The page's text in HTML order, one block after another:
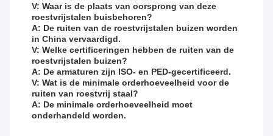
V: Waar is de plaats van oorsprong van deze
roestvrijstalen buisbehoren?
A: De ruiten van de roestvrijstalen buizen worden
in China vervaardigd.
V: Welke certificeringen hebben de ruiten van de
roestvrijstalen buizen?
A: De armaturen zijn ISO- en PED-gecertificeerd.
V: Wat is de minimale orderhoeveelheid voor de
ruiten van roestvrij staal?
A: De minimale orderhoeveelheid moet
onderhandeld worden.